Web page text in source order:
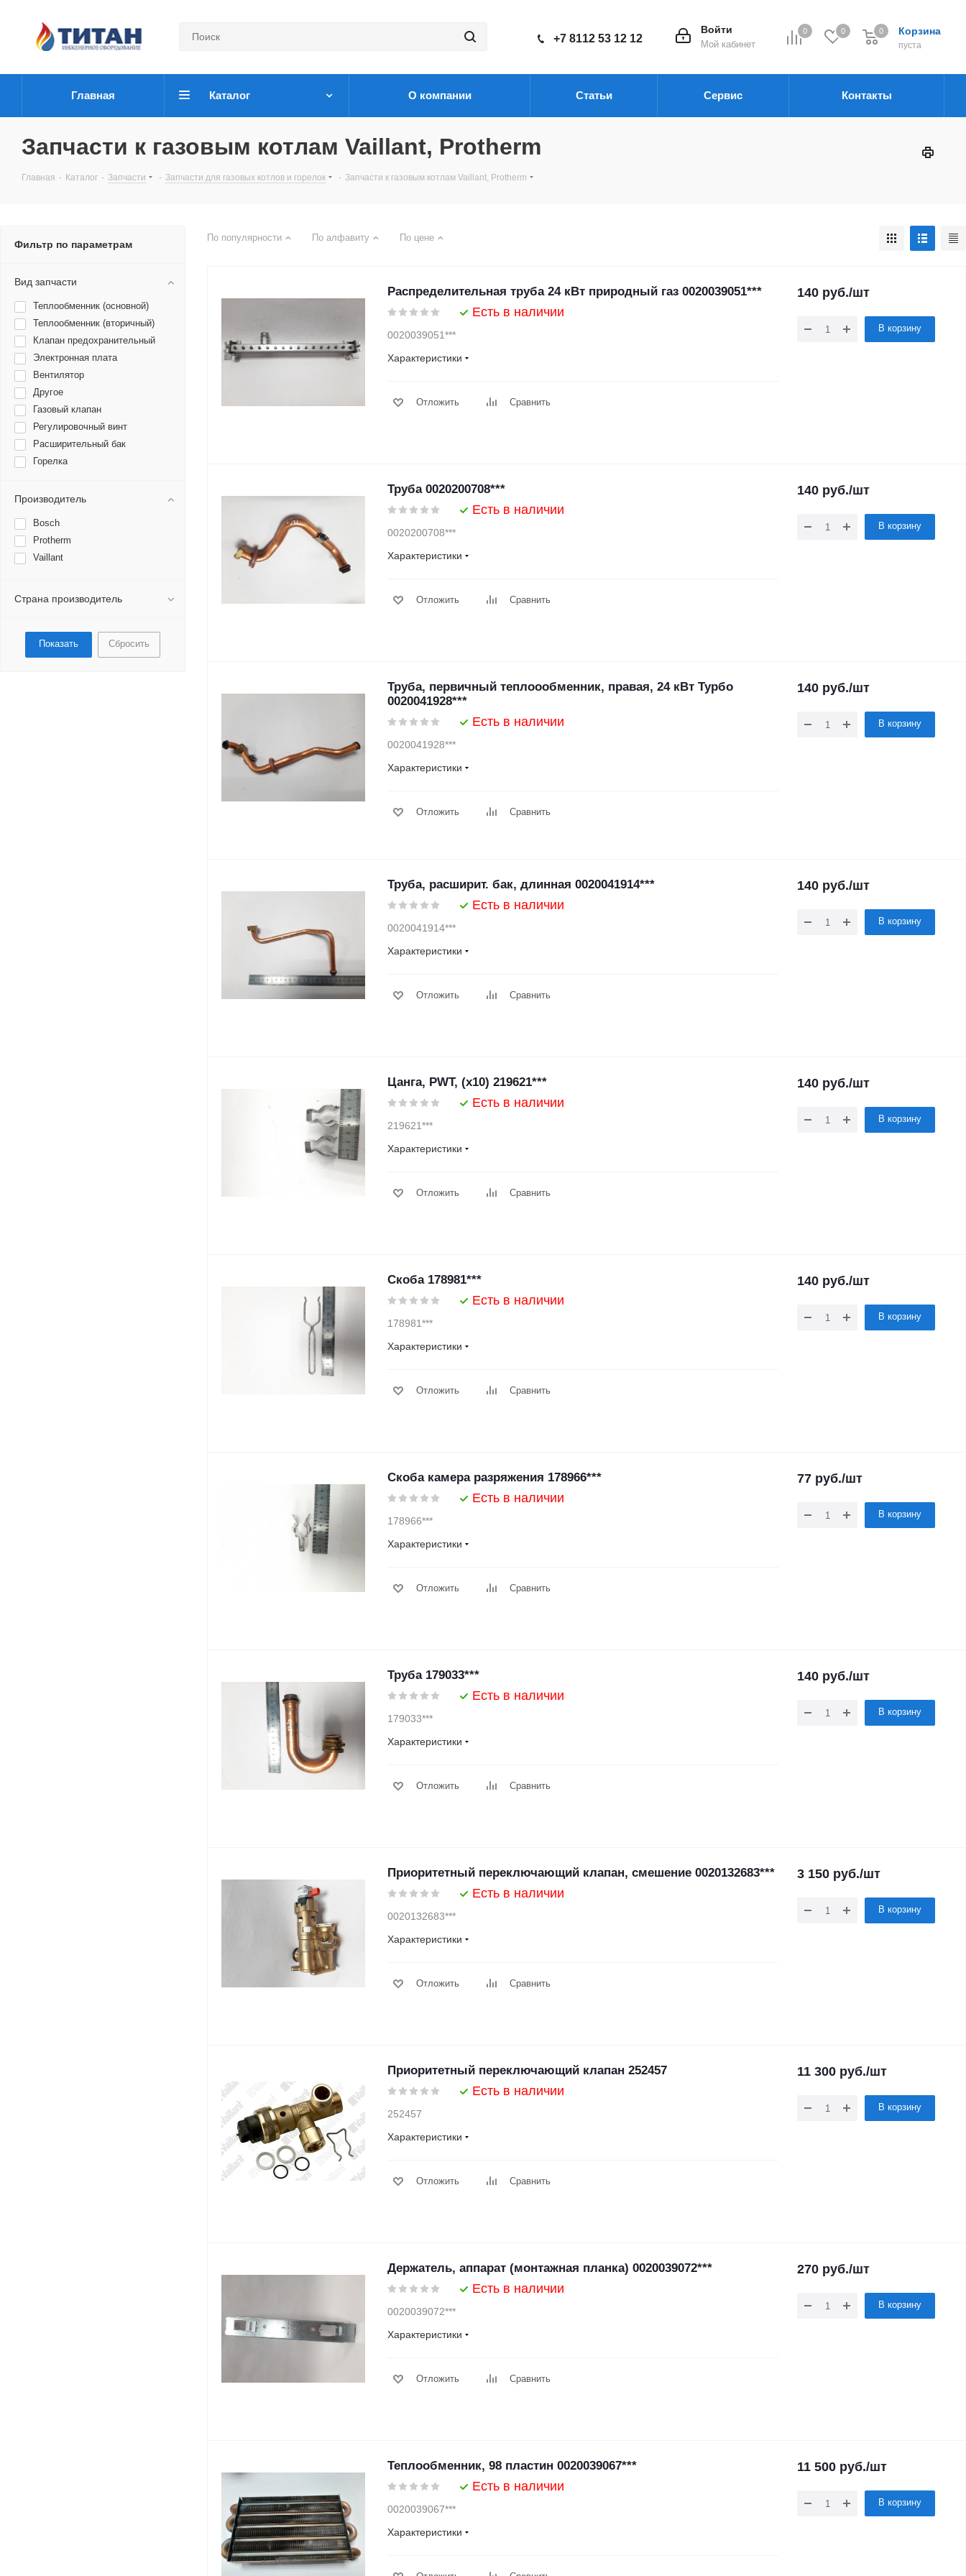
0 0 Корзина
пуста
0
Войти
Мой кабинет
+7 8112 53 12 12
Главная Каталог О компании Статьи Сервис Контакты
Запчасти к газовым котлам Vaillant, Protherm
Главная - Каталог - Запчасти - Запчасти для газовых котлов и горелок - Запчасти к газовым котлам Vaillant, Protherm
По популярности По алфавиту По цене
Распределительная труба 24 кВт природный газ 0020039051***
Есть в наличии
0020039051***
Характеристики
Отложить Сравнить
140 руб./шт
В корзину
Труба 0020200708***
Есть в наличии
0020200708***
Характеристики
Отложить Сравнить
140 руб./шт
В корзину
Труба, первичный теплоообменник, правая, 24 кВт Турбо
0020041928***
Есть в наличии
0020041928***
Характеристики
Отложить Сравнить
140 руб./шт
В корзину
Труба, расширит. бак, длинная 0020041914***
Есть в наличии
0020041914***
Характеристики
Отложить Сравнить
140 руб./шт
В корзину
Цанга, PWT, (х10) 219621***
Есть в наличии
219621***
Характеристики
Отложить Сравнить
140 руб./шт
В корзину
Скоба 178981***
Есть в наличии
178981***
Характеристики
Отложить Сравнить
140 руб./шт
В корзину
Скоба камера разряжения 178966***
Есть в наличии
178966***
Характеристики
Отложить Сравнить
77 руб./шт
В корзину
Труба 179033***
Есть в наличии
179033***
Характеристики
Отложить Сравнить
140 руб./шт
В корзину
Приоритетный переключающий клапан, смешение 0020132683***
Есть в наличии
0020132683***
Характеристики
Отложить Сравнить
3 150 руб./шт
В корзину
Приоритетный переключающий клапан 252457
Есть в наличии
252457
Характеристики
Отложить Сравнить
11 300 руб./шт
В корзину
Держатель, аппарат (монтажная планка) 0020039072***
Есть в наличии
0020039072***
Характеристики
Отложить Сравнить
270 руб./шт
В корзину
Теплообменник, 98 пластин 0020039067***
Есть в наличии
0020039067***
Характеристики
11 500 руб./шт
В корзину
Фильтр по параметрам
Вид запчасти
Теплообменник (основной)
Теплообменник (вторичный)
Клапан предохранительный
Электронная плата
Вентилятор
Другое
Газовый клапан
Регулировочный винт
Расширительный бак
Горелка
Жиклеры
Насос
Устройство розжига
Датчик протока
Клапан трехходовой
Водяная группа
Трубки, подводки
Производитель
Bosch
Protherm
Vaillant
Страна производитель
Сбросить